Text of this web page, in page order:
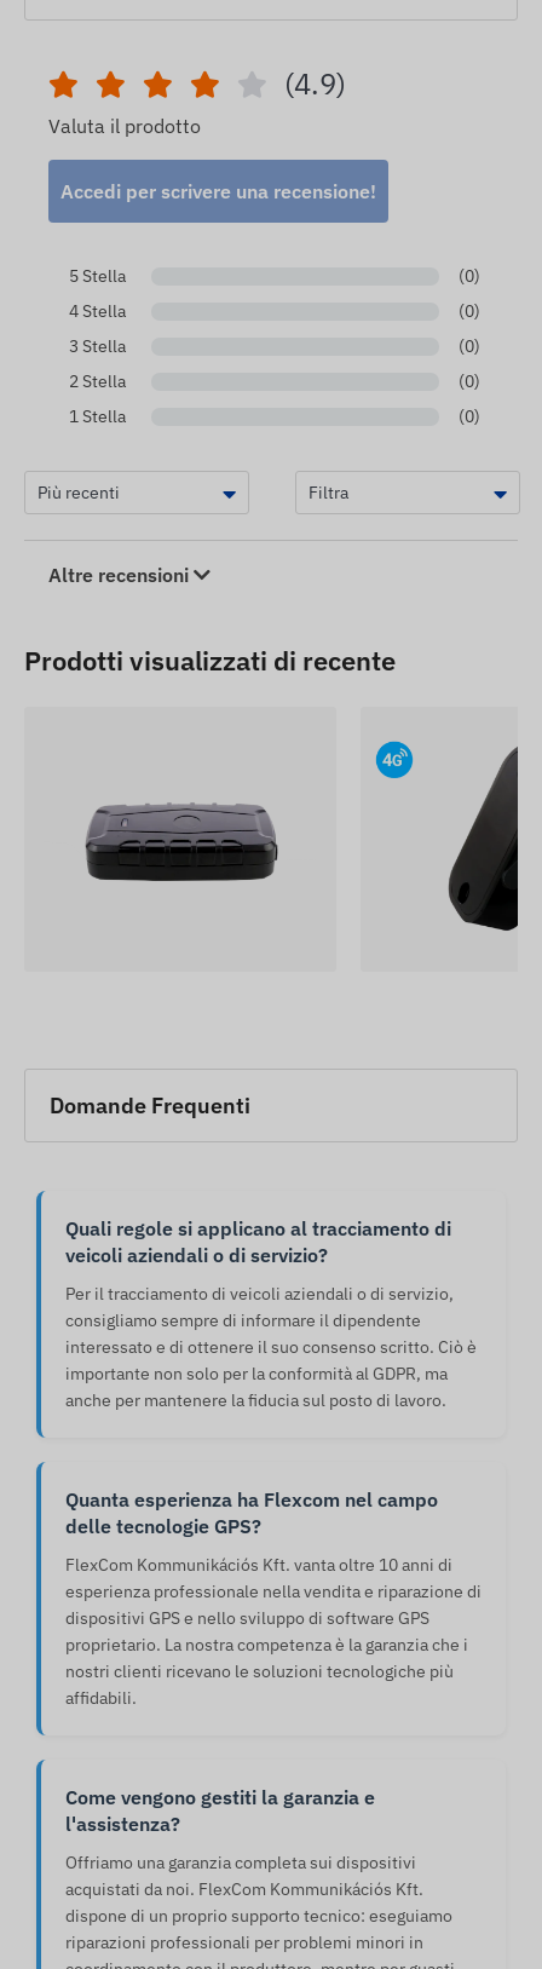
(4.9)
Valuta il prodotto
Accedi per scrivere una recensione!
5 Stella
(0)
4 Stella
(0)
3 Stella
(0)
2 Stella
(0)
1 Stella
(0)
Altre recensioni
Prodotti visualizzati di recente
Domande Frequenti
Quali regole si applicano al tracciamento di
veicoli aziendali o di servizio?
Per il tracciamento di veicoli aziendali o di servizio,
consigliamo sempre di informare il dipendente
interessato e di ottenere il suo consenso scritto. Ciò è
importante non solo per la conformità al GDPR, ma
anche per mantenere la fiducia sul posto di lavoro.
Quanta esperienza ha Flexcom nel campo
delle tecnologie GPS?
FlexCom Kommunikációs Kft. vanta oltre 10 anni di
esperienza professionale nella vendita e riparazione di
dispositivi GPS e nello sviluppo di software GPS
proprietario. La nostra competenza è la garanzia che i
nostri clienti ricevano le soluzioni tecnologiche più
affidabili.
Come vengono gestiti la garanzia e
l'assistenza?
Offriamo una garanzia completa sui dispositivi
acquistati da noi. FlexCom Kommunikációs Kft.
dispone di un proprio supporto tecnico: eseguiamo
riparazioni professionali per problemi minori in